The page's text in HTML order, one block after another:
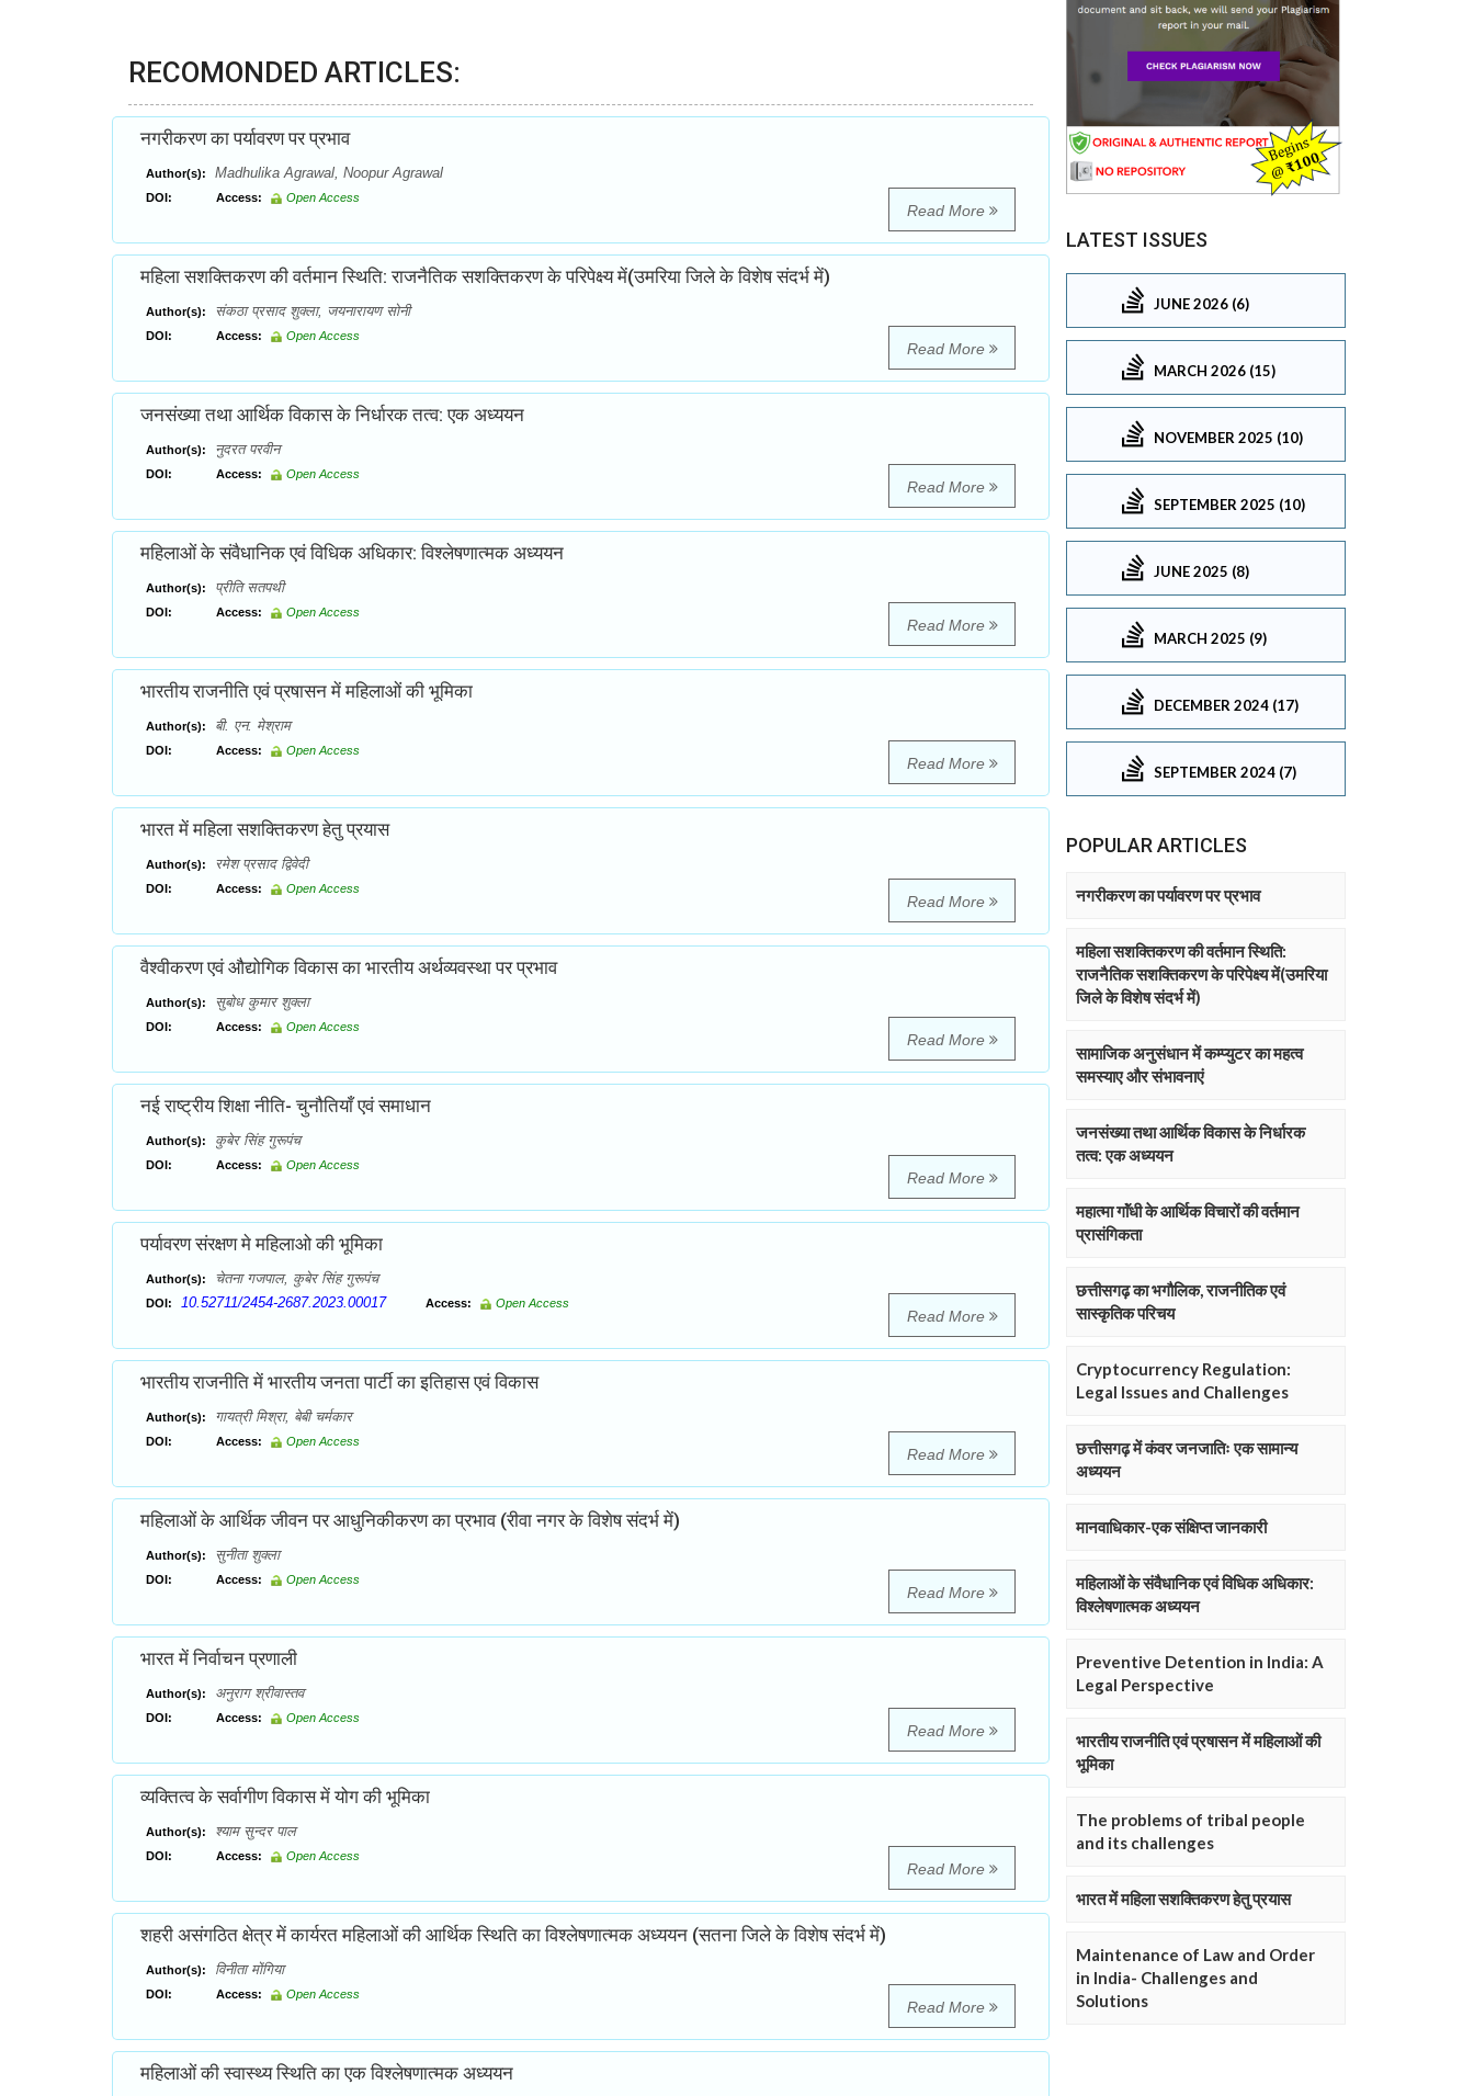
RECOMONDED ARTICLES:
नगरीकरण का पर्यावरण पर प्रभाव
Author(s): Madhulika Agrawal, Noopur Agrawal
DOI: Access: Open Access
Read More
महिला सशक्तिकरण की वर्तमान स्थिति: राजनैतिक सशक्तिकरण के परिपेक्ष्य में(उमरिया जिले के विशेष संदर्भ में)
Author(s): संकठा प्रसाद शुक्ला, जयनारायण सोनी
DOI: Access: Open Access
Read More
जनसंख्या तथा आर्थिक विकास के निर्धारक तत्व: एक अध्ययन
Author(s): नुदरत परवीन
DOI: Access: Open Access
Read More
महिलाओं के संवैधानिक एवं विधिक अधिकार: विश्लेषणात्मक अध्ययन
Author(s): प्रीति सतपथी
DOI: Access: Open Access
Read More
भारतीय राजनीति एवं प्रषासन में महिलाओं की भूमिका
Author(s): बी. एन. मेश्राम
DOI: Access: Open Access
Read More
भारत में महिला सशक्तिकरण हेतु प्रयास
Author(s): रमेश प्रसाद द्विवेदी
DOI: Access: Open Access
Read More
वैश्वीकरण एवं औद्योगिक विकास का भारतीय अर्थव्यवस्था पर प्रभाव
Author(s): सुबोध कुमार शुक्ला
DOI: Access: Open Access
Read More
नई राष्ट्रीय शिक्षा नीति- चुनौतियाँ एवं समाधान
Author(s): कुबेर सिंह गुरूपंच
DOI: Access: Open Access
Read More
पर्यावरण संरक्षण मे महिलाओ की भूमिका
Author(s): चेतना गजपाल, कुबेर सिंह गुरूपंच
DOI: 10.52711/2454-2687.2023.00017 Access: Open Access
Read More
भारतीय राजनीति में भारतीय जनता पार्टी का इतिहास एवं विकास
Author(s): गायत्री मिश्रा, बेबी चर्मकार
DOI: Access: Open Access
Read More
महिलाओं के आर्थिक जीवन पर आधुनिकीकरण का प्रभाव (रीवा नगर के विशेष संदर्भ में)
Author(s): सुनीता शुक्ला
DOI: Access: Open Access
Read More
भारत में निर्वाचन प्रणाली
Author(s): अनुराग श्रीवास्तव
DOI: Access: Open Access
Read More
व्यक्तित्व के सर्वागीण विकास में योग की भूमिका
Author(s): श्याम सुन्दर पाल
DOI: Access: Open Access
Read More
शहरी असंगठित क्षेत्र में कार्यरत महिलाओं की आर्थिक स्थिति का विश्लेषणात्मक अध्ययन (सतना जिले के विशेष संदर्भ में)
Author(s): विनीता मोंगिया
DOI: Access: Open Access
Read More
महिलाओं की स्वास्थ्य स्थिति का एक विश्लेषणात्मक अध्ययन
LATEST ISSUES
JUNE 2026 (6)
MARCH 2026 (15)
NOVEMBER 2025 (10)
SEPTEMBER 2025 (10)
JUNE 2025 (8)
MARCH 2025 (9)
DECEMBER 2024 (17)
SEPTEMBER 2024 (7)
POPULAR ARTICLES
नगरीकरण का पर्यावरण पर प्रभाव
महिला सशक्तिकरण की वर्तमान स्थिति:
राजनैतिक सशक्तिकरण के परिपेक्ष्य में(उमरिया
जिले के विशेष संदर्भ में)
सामाजिक अनुसंधान में कम्प्युटर का महत्व
समस्याए और संभावनाएं
जनसंख्या तथा आर्थिक विकास के निर्धारक
तत्व: एक अध्ययन
महात्मा गाॅंधी के आर्थिक विचारों की वर्तमान
प्रासंगिकता
छत्तीसगढ़ का भगौलिक, राजनीतिक एवं
सास्कृतिक परिचय
Cryptocurrency Regulation:
Legal Issues and Challenges
छत्तीसगढ़ में कंवर जनजातिः एक सामान्य
अध्ययन
मानवाधिकार-एक संक्षिप्त जानकारी
महिलाओं के संवैधानिक एवं विधिक अधिकार:
विश्लेषणात्मक अध्ययन
Preventive Detention in India: A
Legal Perspective
भारतीय राजनीति एवं प्रषासन में महिलाओं की
भूमिका
The problems of tribal people
and its challenges
भारत में महिला सशक्तिकरण हेतु प्रयास
Maintenance of Law and Order
in India- Challenges and
Solutions